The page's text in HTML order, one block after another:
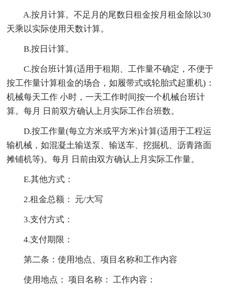
A.按月计算。不足月的尾数日租金按月租金除以30
天乘以实际使用天数计算。
B.按日计算。
C.按台班计算(适用于租期、工作量不确定，不便于
按工作量计算租金的场合，如履带式或轮胎式起重机)：
机械每天工作 小时，一天工作时间按一个机械台班计
算。每月 日前双方确认上月实际工作台班数。
D.按工作量(每立方米或平方米)计算(适用于工程运
输机械，如混凝土输送泵、输送车、挖掘机、沥青路面
摊铺机等)。每月 日前由双方确认上月实际工作量。
E.其他方式：
2.租金总额： 元/大写
3.支付方式：
4.支付期限：
第二条：使用地点、项目名称和工作内容
使用地点： 项目名称： 工作内容：